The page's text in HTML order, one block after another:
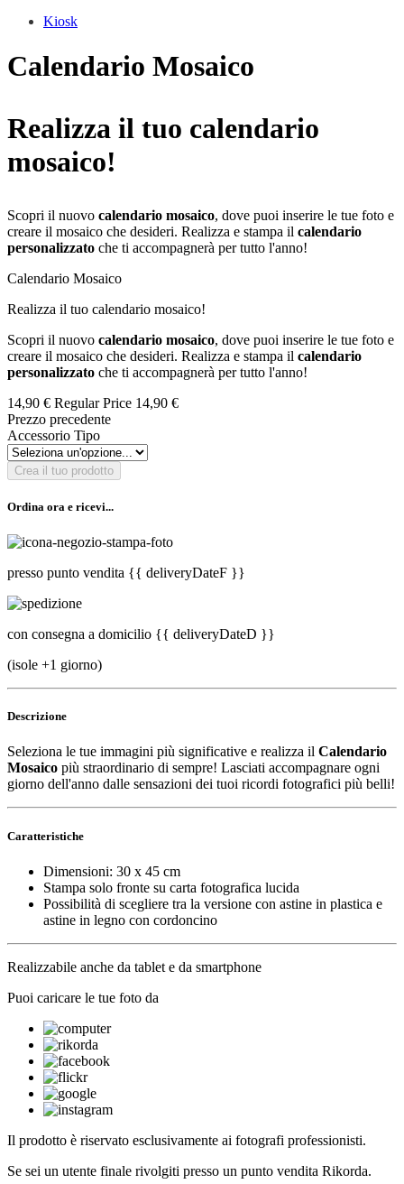
Kiosk
Calendario Mosaico
Realizza il tuo calendario
mosaico!
Scopri il nuovo calendario mosaico, dove puoi inserire le tue foto e
creare il mosaico che desideri. Realizza e stampa il calendario
personalizzato che ti accompagnerà per tutto l'anno!
Calendario Mosaico
Realizza il tuo calendario mosaico!
Scopri il nuovo calendario mosaico, dove puoi inserire le tue foto e
creare il mosaico che desideri. Realizza e stampa il calendario
personalizzato che ti accompagnerà per tutto l'anno!
14,90 € Regular Price 14,90 €
Prezzo precedente
Accessorio Tipo
Crea il tuo prodotto
Ordina ora e ricevi...
presso punto vendita {{ deliveryDateF }}
con consegna a domicilio {{ deliveryDateD }}
(isole +1 giorno)
Descrizione
Seleziona le tue immagini più significative e realizza il Calendario
Mosaico più straordinario di sempre! Lasciati accompagnare ogni
giorno dell'anno dalle sensazioni dei tuoi ricordi fotografici più belli!
Caratteristiche
Dimensioni: 30 x 45 cm
Stampa solo fronte su carta fotografica lucida
Possibilità di scegliere tra la versione con astine in plastica e
astine in legno con cordoncino
Realizzabile anche da tablet e da smartphone
Puoi caricare le tue foto da
Il prodotto è riservato esclusivamente ai fotografi professionisti.
Se sei un utente finale rivolgiti presso un punto vendita Rikorda.